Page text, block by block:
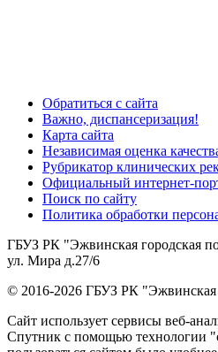
Обратиться с сайта
Важно, диспансеризация!
Карта сайта
Независимая оценка
Рубрикатор клинических
Официальный интернет-
Поиск по сайту
Политика обработки
ГБУЗ РК "Эжвинская городская
ул. Мира д.27/6
© 2016-2026 ГБУЗ РК "Эжвинская
Сайт использует сервисы веб-
Спутник с помощью технологии